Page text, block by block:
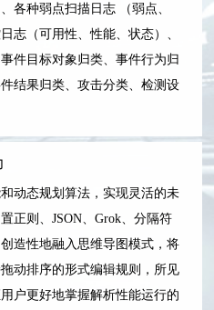
各种弱点扫描日志 （弱点、
志（可用性、性能、状态）、
件目标对象归类、事件行为归
结果归类、攻击分类、检测设
动态规划算法，实现灵活的未
正则、JSON、Grok、分隔符
造性地融入思维导图模式，将
动排序的形式编辑规则，所见
户更好地掌握解析性能运行的